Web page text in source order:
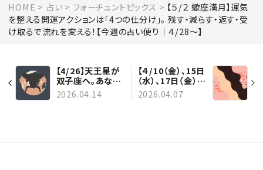
HOME 占い フォーチュントピックス
【５/２ 蠍座満月】運気
を整える開運アクションは「4つの仕分け」。 残す・減らす・返す・受
け取るで流れを変える！【今週の占い便り｜４/28〜】
【4/26】天王星が
双子座へ。あなた
の「いつか」が動き
出すとき【今週の
2026.04.14
【４/10（金）、15日
（水）、17日（金）】
４月はリブートの
チャンス！ 牡羊座
2026.04.07